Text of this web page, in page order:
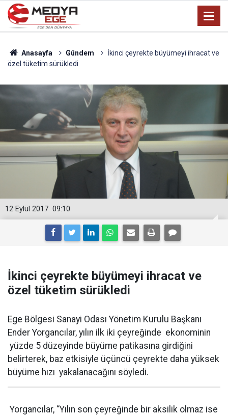
Anasayfa Gündem
İkinci çeyrekte büyümeyi ihracat ve
özel tüketim sürükledi
09:10
12 Eylül 2017
İkinci çeyrekte büyümeyi ihracat ve
özel tüketim sürükledi
Ege Bölgesi Sanayi Odası Yönetim Kurulu Başkanı
Ender Yorgancılar, yılın ilk iki çeyreğinde ekonominin
yüzde 5 düzeyinde büyüme patikasına girdiğini
belirterek, baz etkisiyle üçüncü çeyrekte daha yüksek
büyüme hızı yakalanacağını söyledi.
Yorgancılar, “Yılın son çeyreğinde bir aksilik olmaz ise